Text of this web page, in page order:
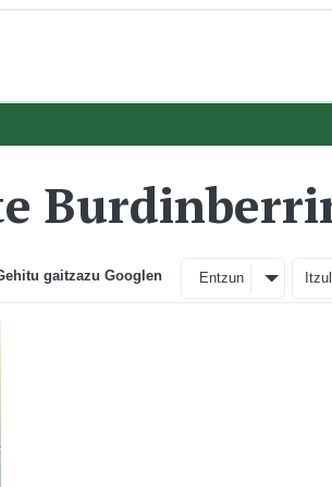
gaitzazu Googlen Entzun